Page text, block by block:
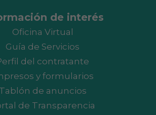
de interés
Oficina Virtual
Guía de Servicios
del contratante
y formularios
Tablón de anuncios
de Transparencia